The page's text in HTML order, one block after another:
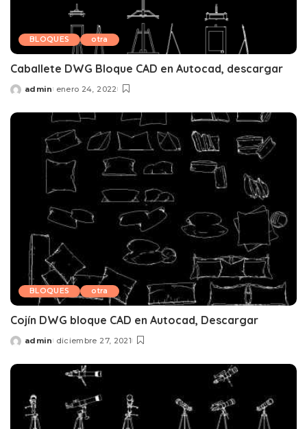
BLOQUES otra
Caballete DWG Bloque CAD en Autocad, descargar
Posted
admin enero 24, 2022
BLOQUES otra
Cojín DWG bloque CAD en Autocad, Descargar
Posted
admin diciembre 27, 2021